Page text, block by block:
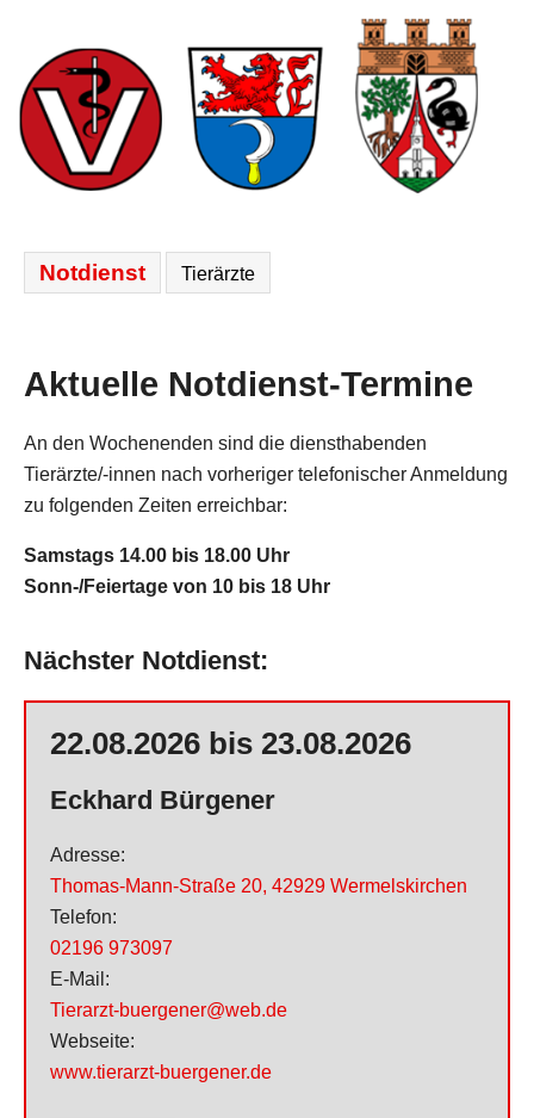
N
g
t
i
o
ü
b
r
Notdienst Tierärzte
Aktuelle Notdienst-Termine
An den Wochenenden sind die diensthabenden
Tierärzte/-innen nach vorheriger telefonischer Anmeldung
zu folgenden Zeiten erreichbar:
Samstags 14.00 bis 18.00 Uhr
Sonn-/Feiertage von 10 bis 18 Uhr
Nächster Notdienst:
22.08.2026 bis 23.08.2026
Eckhard Bürgener
Adresse:
Thomas-Mann-Straße 20, 42929 Wermelskirchen
Telefon:
02196 973097
E-Mail:
Tierarzt-buergener@web.de
Webseite:
www.tierarzt-buergener.de